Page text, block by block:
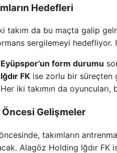
Hedefleri
takım da bu maçta galip
sergilemeyi hedefliyor.
Eyüpspor’un form durumu
Iğdır FK ise zorlu bir süreçten
Her iki takımın da
Öncesi Gelişmeler
takımların
Alagöz Holding Iğdır FK